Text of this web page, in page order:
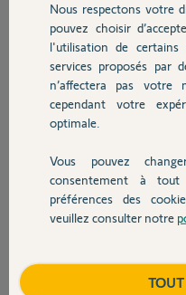
Chauffage
Autres produits
Devis avec un pro
Contact
Merci pour vos conseils.
Belle journée à vous qui
Nicolas
Nicolas D.
Réponses
oui, le boitier est en court circuit.
Nous respectons votre
pouvez choisir
l'utilisation de
services proposés par
n’affectera pas
cependant votre
optimale.
Vous pouvez
consentement à
préférences des
veuillez consulter notre